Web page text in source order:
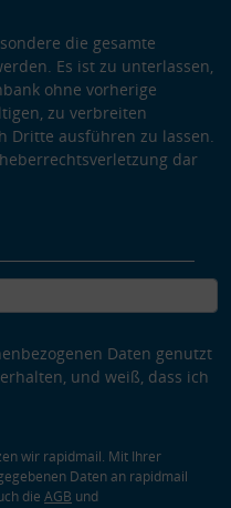
die gesamte
Es ist zu unterlassen,
ohne vorherige
zu verbreiten
Dritte ausführen zu lassen.
dar
Daten genutzt
und weiß, dass ich
wir rapidmail. Mit Ihrer
Daten an rapidmail
die AGB und